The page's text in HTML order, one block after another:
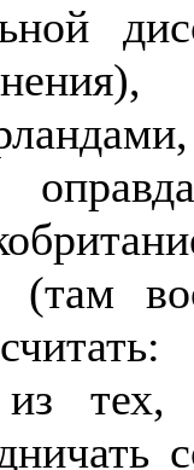
тех,